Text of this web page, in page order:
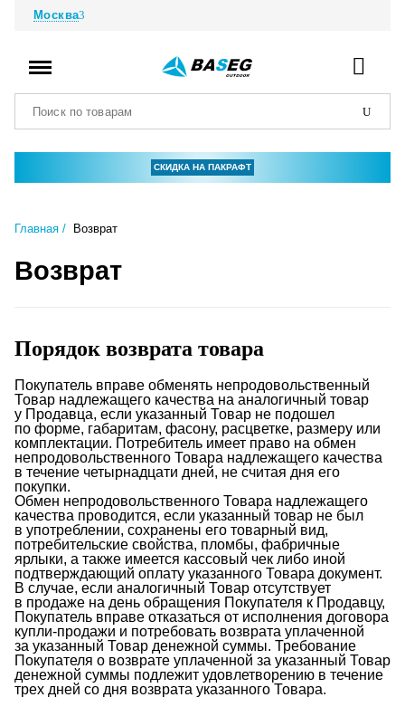
Москва
СКИДКА НА ПАКРАФТ
Главная Возврат
Возврат
Порядок возврата товара
Покупатель вправе обменять непродовольственный
Товар надлежащего качества на аналогичный товар
у Продавца, если указанный Товар не подошел
по форме, габаритам, фасону, расцветке, размеру или
комплектации. Потребитель имеет право на обмен
непродовольственного Товара надлежащего качества
в течение четырнадцати дней, не считая дня его
покупки.
Обмен непродовольственного Товара надлежащего
качества проводится, если указанный товар не был
в употреблении, сохранены его товарный вид,
потребительские свойства, пломбы, фабричные
ярлыки, а также имеется кассовый чек либо иной
подтверждающий оплату указанного Товара документ.
В случае, если аналогичный Товар отсутствует
в продаже на день обращения Покупателя к Продавцу,
Покупатель вправе отказаться от исполнения договора
купли-продажи и потребовать возврата уплаченной
за указанный Товар денежной суммы. Требование
Покупателя о возврате уплаченной за указанный Товар
денежной суммы подлежит удовлетворению в течение
трех дней со дня возврата указанного Товара.